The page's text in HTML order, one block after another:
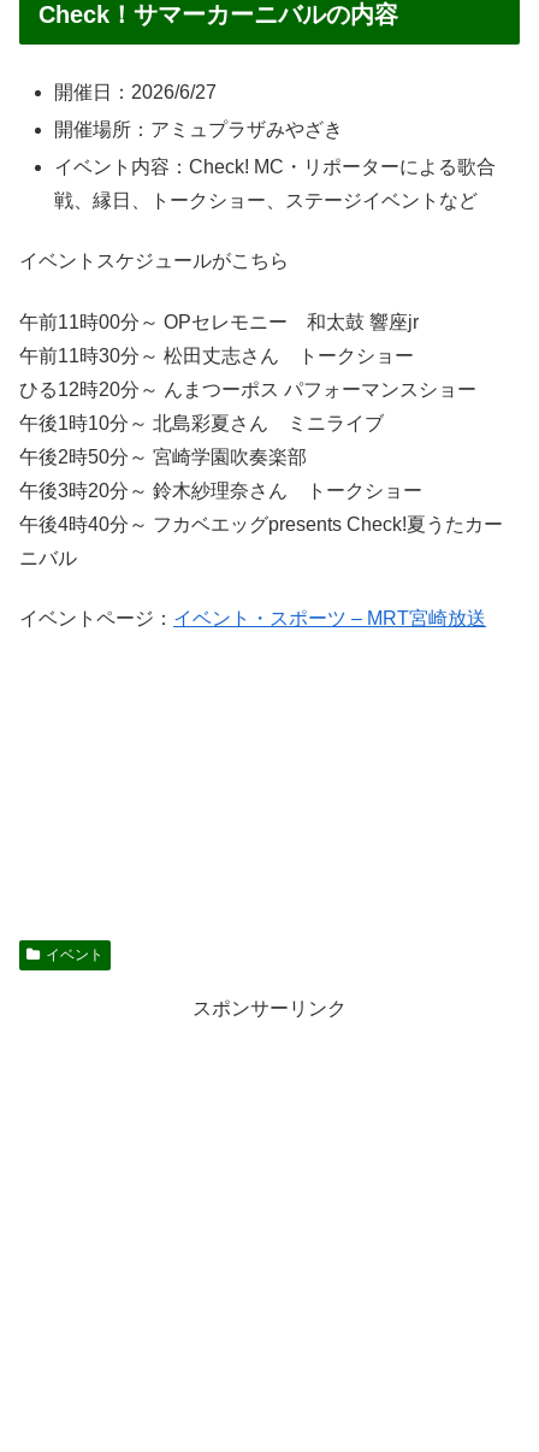
Check！サマーカーニバルの内容
開催日：2026/6/27
開催場所：アミュプラザみやざき
イベント内容：Check! MC・リポーターによる歌合
戦、縁日、トークショー、ステージイベントなど
イベントスケジュールがこちら
午前11時00分～ OPセレモニー 和太鼓 響座jr
午前11時30分～ 松田丈志さん トークショー
ひる12時20分～ んまつーポス パフォーマンスショー
午後1時10分～ 北島彩夏さん ミニライブ
午後2時50分～ 宮崎学園吹奏楽部
午後3時20分～ 鈴木紗理奈さん トークショー
午後4時40分～ フカベエッグpresents Check!夏うたカー
ニバル
イベントページ： イベント・スポーツ – MRT宮崎放送
イベント
スポンサーリンク